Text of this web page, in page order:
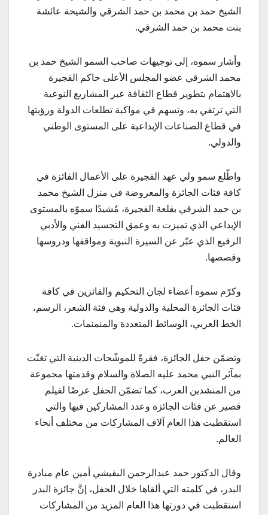
الشيخ حمد بن محمد بن حمد الشرقي والشيخة عائشة
بنت محمد بن حمد الشرقي.
وأشار سموه، إلى توجيهات صاحب السمو الشيخ حمد بن
محمد الشرقي عضو المجلس الأعلى حاكم الفجيرة
بالاهتمام بتطوير قطاع الثقافة عبر المشاريع النوعية
التي ترتقي به، وتسهم في مواكبة تطلعات الدولة ورؤيتها
في قطاع الصناعات الإبداعية على المستوى الوطني
والدولي.
واطّلع سمو ولي عهد الفجيرة على الأعمال الفائزة في
كافة فئات الجائزة والمعروضة في منزل الشيخ محمد
بن حمد الشرقي بقلعة الفجيرة، مُشيدًا سموّه بالمستوى
الإبداعي الذي تميزت به وعمق التجسيد الفني والأدبي
الرفيع الذي عبّر عن السيرة النبوية ومواقفها ودروسها
وقصصها.
وكرّم سموه أعضاء لجان التحكيم والفائزين في كافة
فئات الجائزة المحلية والدولية وهي فئة الشعر، الرسم،
الخط العربي، الوسائط المتعددة والمنمنمات.
وتضمّن حفل الجائزة، فقرةً للموشّحات الدينية التي تغنّت
بمآثر النبي محمد عليه الصلاة والسلام وقدمتها مجموعة
من المنشدين العرب، كما تضمّن الحفل عرضًا لفيلم
قصير عن فئات الجائزة وعدد المشاركين فيها والتي
استقطبت هذا العام آلاف المشاركات من مختلف أنحاء
العالم.
وقال الدكتور حمد عبدالرحمن البقيشي أمين عام مبادرة
البدر، في كلمته التي ألقاها خلال الحفل، إنَّ جائزة البدر
استقطبت في دورتها هذا العام المزيد من المشاركات